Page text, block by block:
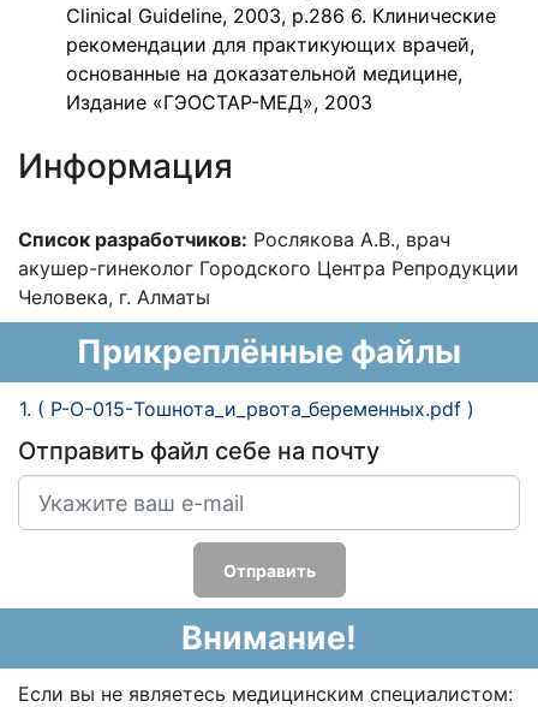
Clinical Guideline, 2003, p.286 6. Клинические
рекомендации для практикующих врачей,
основанные на доказательной медицине,
Издание «ГЭОСТАР-МЕД», 2003
Информация
Список разработчиков: Рослякова А.В., врач
акушер-гинеколог Городского Центра Репродукции
Человека, г. Алматы
Прикреплённые файлы
1. ( P-O-015-Тошнота_и_рвота_беременных.pdf )
Отправить файл себе на почту
Отправить
Внимание!
Если вы не являетесь медицинским специалистом: